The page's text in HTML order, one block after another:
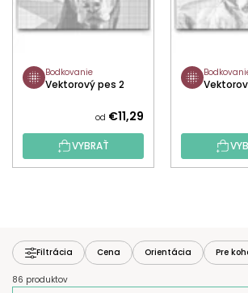
Bodkovanie
Vektorový pes 2
od €11,29
VYBRAŤ
Filtrácia Cena Orientácia Pre
86 produktov